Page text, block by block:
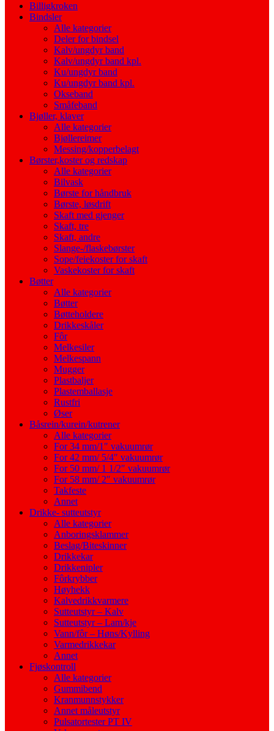
Billigkroken
Bindsler
Alle kategorier
Deler for bindsel
Kalv/ungdyr band
Kalv/ungdyr band kpl.
Ku/ungdyr band
Ku/ungdyr band kpl.
Okseband
Småfeband
Bjøller, klaver
Alle kategorier
Bjøllereimer
Messing/kopperbelagt
Børster,koster og redskap
Alle kategorier
Bilvask
Børste for håndbruk
Børste, løsdrift
Skaft med gjenger
Skaft, tre
Skaft, andre
Slange-/flaskebørster
Sope/feiekoster for skaft
Vaskekoster for skaft
Bøtter
Alle kategorier
Bøtter
Bøtteholdere
Drikkeskåler
Fôr
Melkesiler
Melkespann
Mugger
Plastbaljer
Plastemballasje
Rustfri
Øser
Båsrein/kurein/kutrener
Alle kategorier
For 34 mm/1″ vakuumrør
For 42 mm/ 5/4″ vakuumrør
For 50 mm/ 1 1/2″ vakuumrør
For 58 mm/ 2″ vakuumrør
Takfeste
Annet
Drikke- sutteutstyr
Alle kategorier
Anboringsklammer
Beslag/Biteskinner
Drikkekar
Drikkenipler
Fôrkrybber
Høyhekk
Kalvedrikkvarmere
Sutteutstyr – Kalv
Sutteutstyr – Lam/kje
Vann/fôr – Høns/Kylling
Varmedrikkekar
Annet
Fjøskontroll
Alle kategorier
Gummibend
Kranmunnstykker
Annet måleutstyr
Pulsatortester PT IV